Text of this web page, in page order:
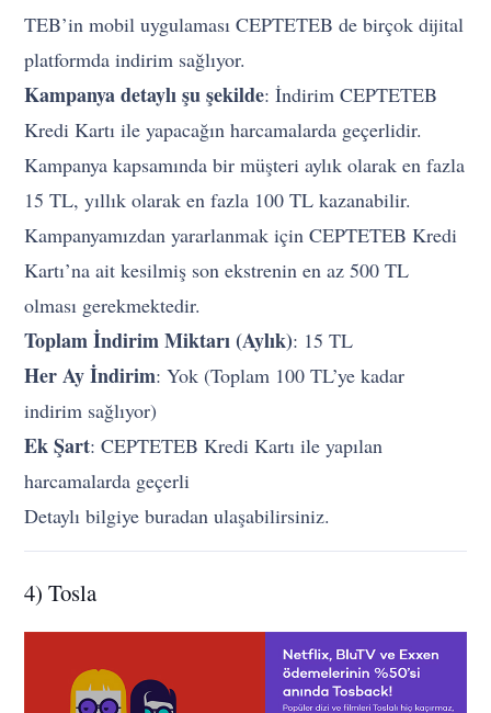
TEB’in mobil uygulaması CEPTETEB de birçok dijital
platformda indirim sağlıyor.
Kampanya detaylı şu şekilde: İndirim CEPTETEB
Kredi Kartı ile yapacağın harcamalarda geçerlidir.
Kampanya kapsamında bir müşteri aylık olarak en fazla
15 TL, yıllık olarak en fazla 100 TL kazanabilir.
Kampanyamızdan yararlanmak için CEPTETEB Kredi
Kartı’na ait kesilmiş son ekstrenin en az 500 TL
olması gerekmektedir.
Toplam İndirim Miktarı (Aylık): 15 TL
Her Ay İndirim: Yok (Toplam 100 TL’ye kadar
indirim sağlıyor)
Ek Şart: CEPTETEB Kredi Kartı ile yapılan
harcamalarda geçerli
Detaylı bilgiye buradan ulaşabilirsiniz.
4) Tosla